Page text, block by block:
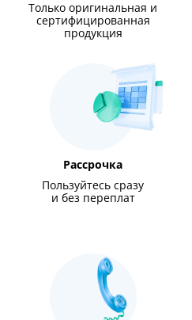
Только оригинальная и
сертифицированная
продукция
Рассрочка
Пользуйтесь сразу
и без переплат